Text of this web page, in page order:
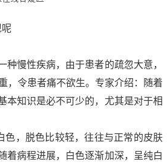
慢性疾病，由于患者的疏忽大意，
，令患者痛不欲生。专家介绍：随着
本知识是必不可少的，尤其是对于相
色，脱色比较轻，往往与正常的皮肤
着病程进展，白色逐渐加深，呈纯白